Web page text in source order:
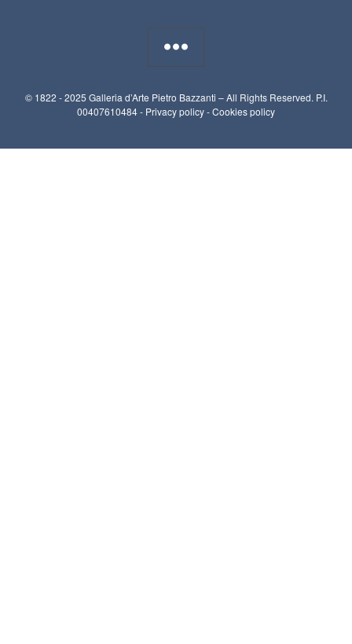
© 1822 - 2025 Galleria d’Arte Pietro Bazzanti – All Rights Reserved. P.I.
00407610484 - Privacy policy-Cookies policy